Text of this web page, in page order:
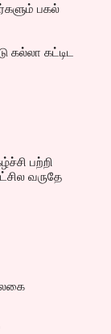
பகல்
கல்லா கட்டிட
பற்றி
வருதே